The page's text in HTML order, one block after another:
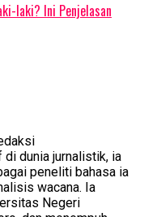
laki? Ini Penjelasan
di dunia jurnalistik, ia
peneliti bahasa ia
wacana. Ia
Negeri